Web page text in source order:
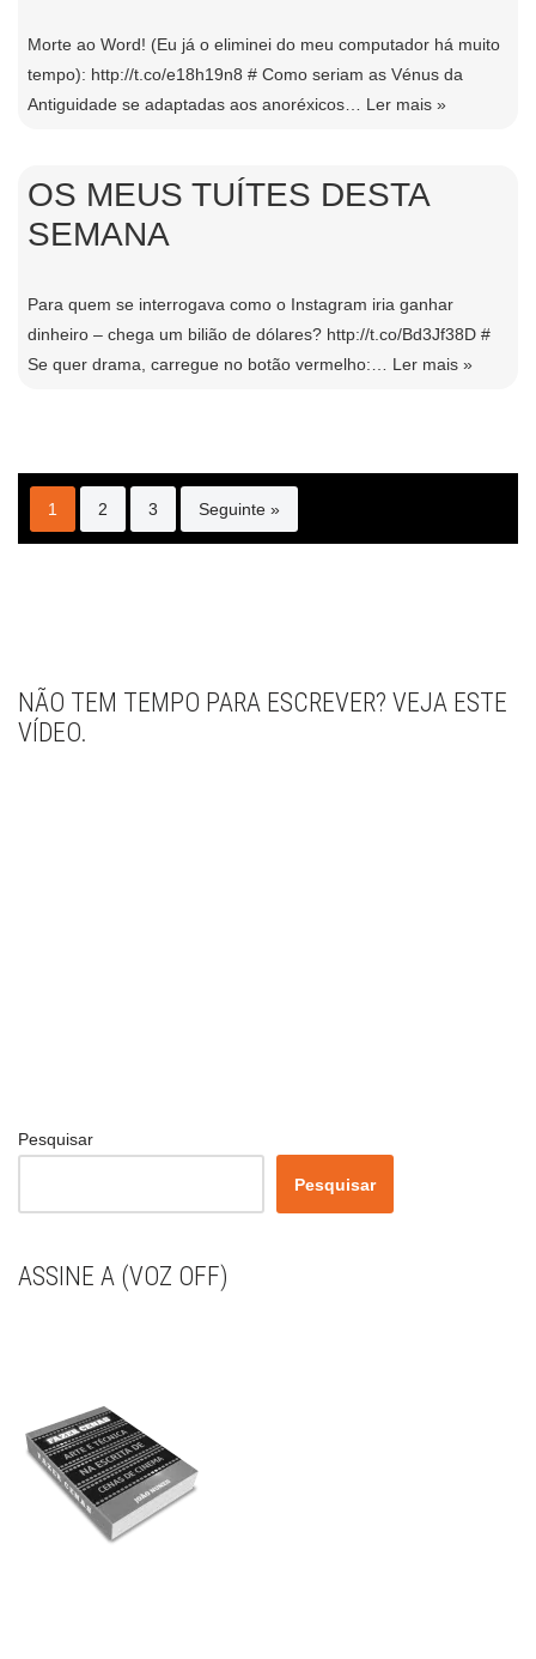
Morte ao Word! (Eu já o eliminei do meu computador há muito
tempo): http://t.co/e18h19n8 # Como seriam as Vénus da
Antiguidade se adaptadas aos anoréxicos… Ler mais »
OS MEUS TUÍTES DESTA
SEMANA
Para quem se interrogava como o Instagram iria ganhar
dinheiro – chega um bilião de dólares? http://t.co/Bd3Jf38D #
Se quer drama, carregue no botão vermelho:… Ler mais »
1 2 3 Seguinte »
NÃO TEM TEMPO PARA ESCREVER? VEJA ESTE
VÍDEO.
Pesquisar
Pesquisar
ASSINE A (VOZ OFF)